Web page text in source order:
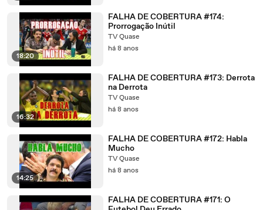
18:20
FALHA DE COBERTURA #174:
Prorrogação Inútil
TV Quase
há 8 anos
16:32
FALHA DE COBERTURA #173: Derrota
na Derrota
TV Quase
há 8 anos
14:25
FALHA DE COBERTURA #172: Habla
Mucho
TV Quase
há 8 anos
FALHA DE COBERTURA #171: O